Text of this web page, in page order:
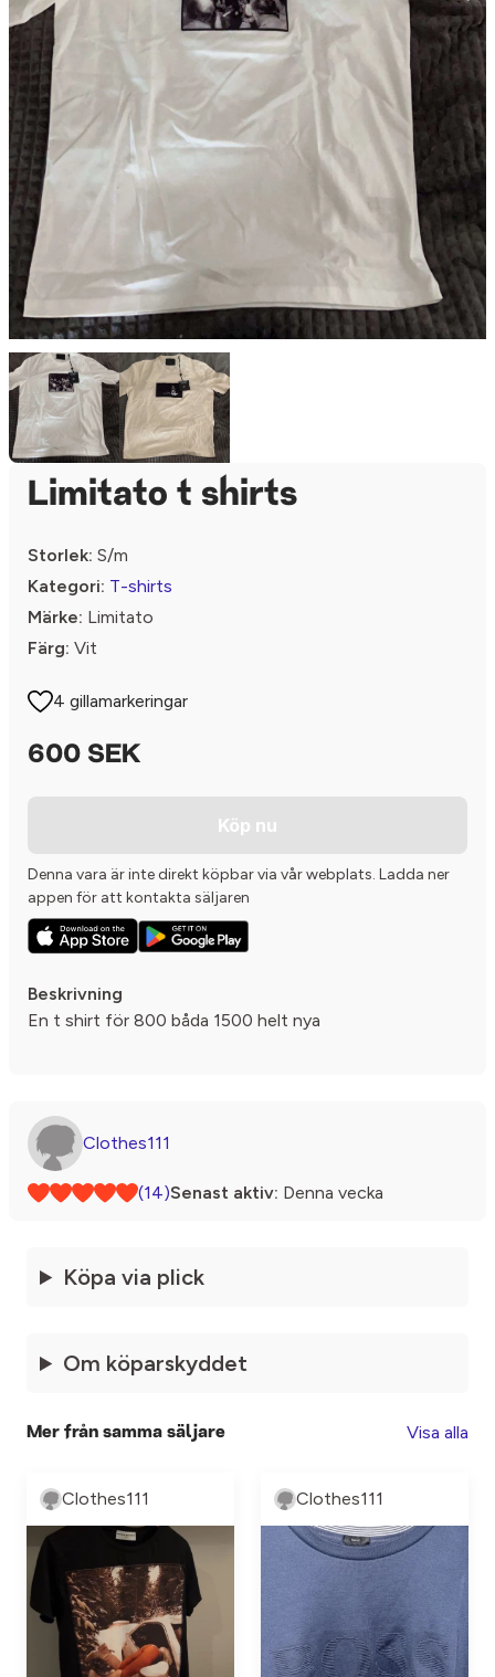
Limitato t shirts
Storlek: S/m
Kategori: T-shirts
Märke: Limitato
Färg: Vit
4 gillamarkeringar
600 SEK
Köp nu
Denna vara är inte direkt köpbar via vår webplats. Ladda ner
appen för att kontakta säljaren
Beskrivning
En t shirt för 800 båda 1500 helt nya
Clothes111
(14)Senast aktiv: Denna vecka
Köpa via plick
Om köparskyddet
Mer från samma säljare Visa alla
Clothes111 Clothes111